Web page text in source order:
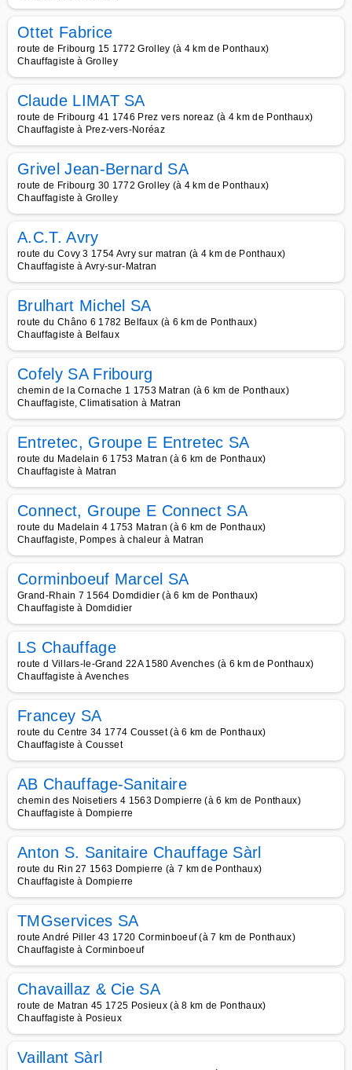
Ottet Fabrice
route de Fribourg 15 1772 Grolley (à 4 km de Ponthaux)
Chauffagiste à Grolley
Claude LIMAT SA
route de Fribourg 41 1746 Prez vers noreaz (à 4 km de Ponthaux)
Chauffagiste à Prez-vers-Noréaz
Grivel Jean-Bernard SA
route de Fribourg 30 1772 Grolley (à 4 km de Ponthaux)
Chauffagiste à Grolley
A.C.T. Avry
route du Covy 3 1754 Avry sur matran (à 4 km de Ponthaux)
Chauffagiste à Avry-sur-Matran
Brulhart Michel SA
route du Châno 6 1782 Belfaux (à 6 km de Ponthaux)
Chauffagiste à Belfaux
Cofely SA Fribourg
chemin de la Cornache 1 1753 Matran (à 6 km de Ponthaux)
Chauffagiste, Climatisation à Matran
Entretec, Groupe E Entretec SA
route du Madelain 6 1753 Matran (à 6 km de Ponthaux)
Chauffagiste à Matran
Connect, Groupe E Connect SA
route du Madelain 4 1753 Matran (à 6 km de Ponthaux)
Chauffagiste, Pompes à chaleur à Matran
Corminboeuf Marcel SA
Grand-Rhain 7 1564 Domdidier (à 6 km de Ponthaux)
Chauffagiste à Domdidier
LS Chauffage
route d Villars-le-Grand 22A 1580 Avenches (à 6 km de Ponthaux)
Chauffagiste à Avenches
Francey SA
route du Centre 34 1774 Cousset (à 6 km de Ponthaux)
Chauffagiste à Cousset
AB Chauffage-Sanitaire
chemin des Noisetiers 4 1563 Dompierre (à 6 km de Ponthaux)
Chauffagiste à Dompierre
Anton S. Sanitaire Chauffage Sàrl
route du Rin 27 1563 Dompierre (à 7 km de Ponthaux)
Chauffagiste à Dompierre
TMGservices SA
route André Piller 43 1720 Corminboeuf (à 7 km de Ponthaux)
Chauffagiste à Corminboeuf
Chavaillaz & Cie SA
route de Matran 45 1725 Posieux (à 8 km de Ponthaux)
Chauffagiste à Posieux
Vaillant Sàrl